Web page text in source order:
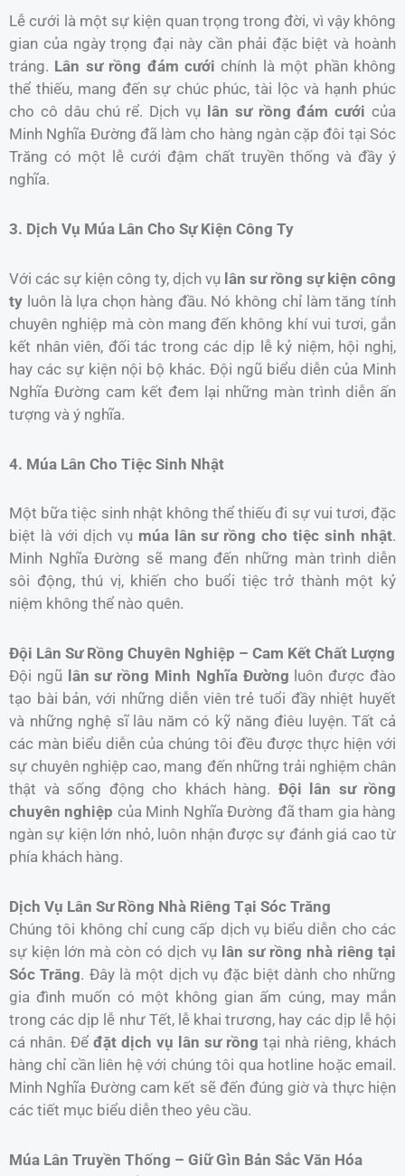
Lễ cưới là một sự kiện quan trọng trong đời, vì vậy không
gian của ngày trọng đại này cần phải đặc biệt và hoành
tráng. Lân sư rồng đám cưới chính là một phần không
thể thiếu, mang đến sự chúc phúc, tài lộc và hạnh phúc
cho cô dâu chú rể. Dịch vụ lân sư rồng đám cưới của
Minh Nghĩa Đường đã làm cho hàng ngàn cặp đôi tại Sóc
Trăng có một lễ cưới đậm chất truyền thống và đầy ý
nghĩa.
3. Dịch Vụ Múa Lân Cho Sự Kiện Công Ty
Với các sự kiện công ty, dịch vụ lân sư rồng sự kiện công
ty luôn là lựa chọn hàng đầu. Nó không chỉ làm tăng tính
chuyên nghiệp mà còn mang đến không khí vui tươi, gắn
kết nhân viên, đối tác trong các dịp lễ kỷ niệm, hội nghị,
hay các sự kiện nội bộ khác. Đội ngũ biểu diễn của Minh
Nghĩa Đường cam kết đem lại những màn trình diễn ấn
tượng và ý nghĩa.
4. Múa Lân Cho Tiệc Sinh Nhật
Một bữa tiệc sinh nhật không thể thiếu đi sự vui tươi, đặc
biệt là với dịch vụ múa lân sư rồng cho tiệc sinh nhật.
Minh Nghĩa Đường sẽ mang đến những màn trình diễn
sôi động, thú vị, khiến cho buổi tiệc trở thành một kỷ
niệm không thể nào quên.
Đội Lân Sư Rồng Chuyên Nghiệp – Cam Kết Chất Lượng
Đội ngũ lân sư rồng Minh Nghĩa Đường luôn được đào
tạo bài bản, với những diễn viên trẻ tuổi đầy nhiệt huyết
và những nghệ sĩ lâu năm có kỹ năng điêu luyện. Tất cả
các màn biểu diễn của chúng tôi đều được thực hiện với
sự chuyên nghiệp cao, mang đến những trải nghiệm chân
thật và sống động cho khách hàng. Đội lân sư rồng
chuyên nghiệp của Minh Nghĩa Đường đã tham gia hàng
ngàn sự kiện lớn nhỏ, luôn nhận được sự đánh giá cao từ
phía khách hàng.
Dịch Vụ Lân Sư Rồng Nhà Riêng Tại Sóc Trăng
Chúng tôi không chỉ cung cấp dịch vụ biểu diễn cho các
sự kiện lớn mà còn có dịch vụ lân sư rồng nhà riêng tại
Sóc Trăng. Đây là một dịch vụ đặc biệt dành cho những
gia đình muốn có một không gian ấm cúng, may mắn
trong các dịp lễ như Tết, lễ khai trương, hay các dịp lễ hội
cá nhân. Để đặt dịch vụ lân sư rồng tại nhà riêng, khách
hàng chỉ cần liên hệ với chúng tôi qua hotline hoặc email.
Minh Nghĩa Đường cam kết sẽ đến đúng giờ và thực hiện
các tiết mục biểu diễn theo yêu cầu.
Múa Lân Truyền Thống – Giữ Gìn Bản Sắc Văn Hóa